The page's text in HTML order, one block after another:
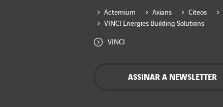
Actemium Axians Citeos
VINCI Energies Building Solutions
VINCI
ASSINAR A NEWSLETTER